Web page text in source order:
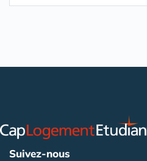
Suivez-nous